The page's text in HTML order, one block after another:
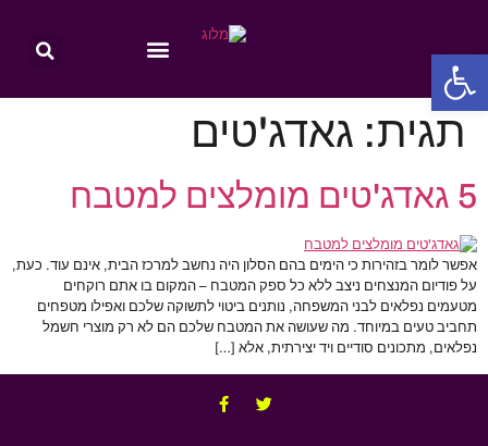
פתח סרגל נגישות
תגית: גאדג'טים
5 גאדג'טים מומלצים למטבח
אפשר לומר בזהירות כי הימים בהם הסלון היה נחשב למרכז הבית, אינם עוד. כעת,
על פודיום המנצחים ניצב ללא כל ספק המטבח – המקום בו אתם רוקחים
מטעמים נפלאים לבני המשפחה, נותנים ביטוי לתשוקה שלכם ואפילו מטפחים
תחביב טעים במיוחד. מה שעושה את המטבח שלכם הם לא רק מוצרי חשמל
נפלאים, מתכונים סודיים ויד יצירתית, אלא […]